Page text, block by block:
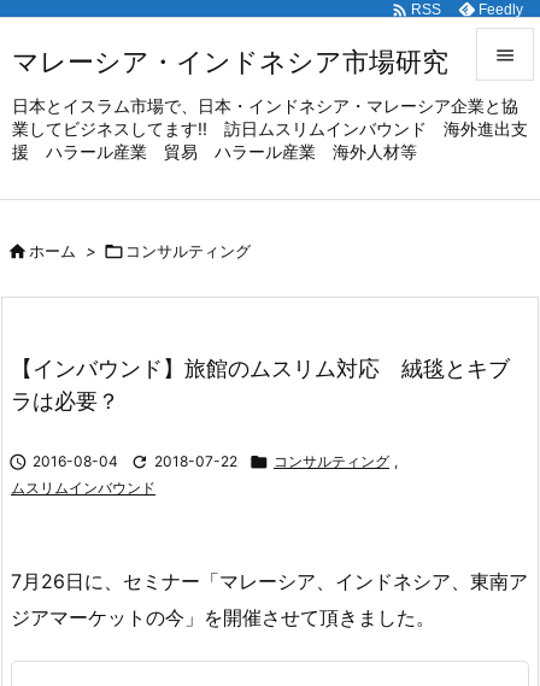
マレーシア・インドネシア市場研究
日本とイスラム市場で、日本・インドネシア・マレーシア企業と協
業してビジネスしてます!! 訪日ムスリムインバウンド 海外進出支
援 ハラール産業 貿易 ハラール産業 海外人材等


メニュ


検索
 RSS Feedly
ホーム >  コンサルティング
【インバウンド】旅館のムスリム対応 絨毯とキブ
ラは必要？
 2016-08-04  2018-07-22  コンサルティング ,
ムスリムインバウンド
7月26日に、セミナー「マレーシア、インドネシア、東南ア
ジアマーケットの今」を開催させて頂きました。